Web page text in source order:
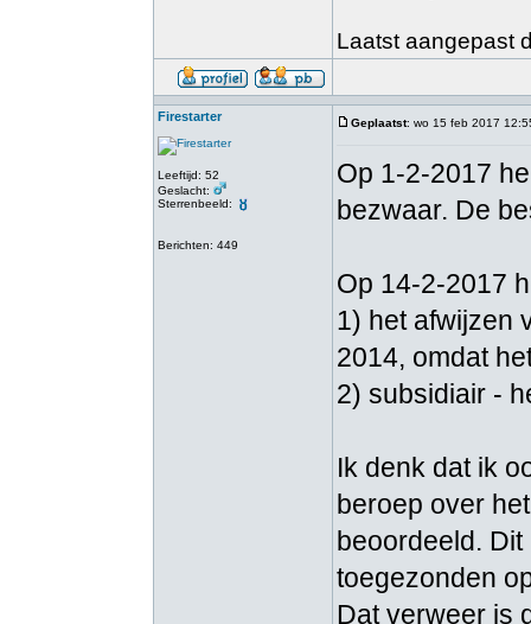
Laatst aangepast
Firestarter
Leeftijd: 52
Geslacht:
Sterrenbeeld:
Berichten: 449
Geplaatst: wo 15 feb 2017
Op 1-2-2017
bezwaar. De
Op 14-2-2017
1) het afwijzen
2014, omdat
2) subsidiair -
Ik denk dat ik
beroep over
beoordeeld.
toegezonden
Dat verweer is